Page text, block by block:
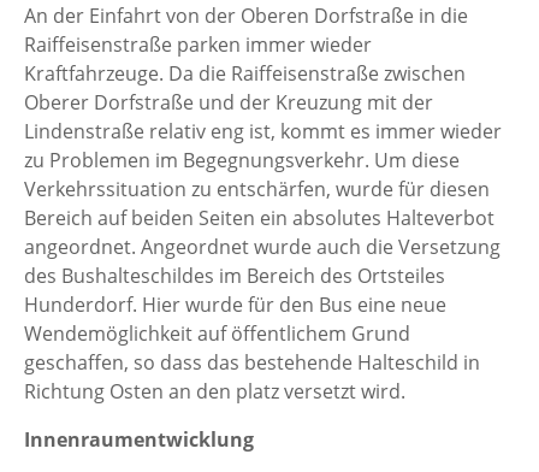
An der Einfahrt von der Oberen Dorfstraße in die
Raiffeisenstraße parken immer wieder
Kraftfahrzeuge. Da die Raiffeisenstraße zwischen
Oberer Dorfstraße und der Kreuzung mit der
Lindenstraße relativ eng ist, kommt es immer wieder
zu Problemen im Begegnungsverkehr. Um diese
Verkehrssituation zu entschärfen, wurde für diesen
Bereich auf beiden Seiten ein absolutes Halteverbot
angeordnet. Angeordnet wurde auch die Versetzung
des Bushalteschildes im Bereich des Ortsteiles
Hunderdorf. Hier wurde für den Bus eine neue
Wendemöglichkeit auf öffentlichem Grund
geschaffen, so dass das bestehende Halteschild in
Richtung Osten an den platz versetzt wird.
Innenraumentwicklung